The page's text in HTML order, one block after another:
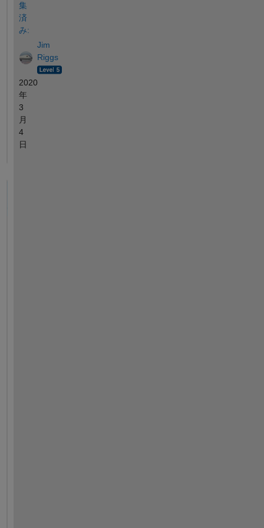
集
済
み:
Jim
Riggs
2020
年
3
月
4
日